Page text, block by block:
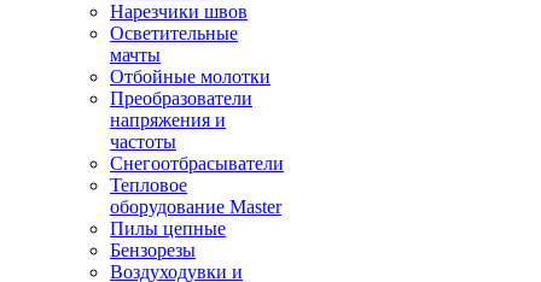
Нарезчики швов
Осветительные
мачты
Отбойные молотки
Преобразователи
напряжения и
частоты
Снегоотбрасыватели
Тепловое
оборудование Master
Пилы цепные
Бензорезы
Воздуходувки и